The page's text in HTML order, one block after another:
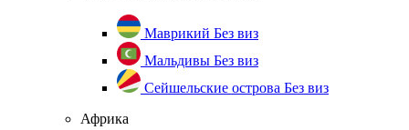
Маврикий Без виз
Мальдивы Без виз
Сейшельские острова Без виз
Африка